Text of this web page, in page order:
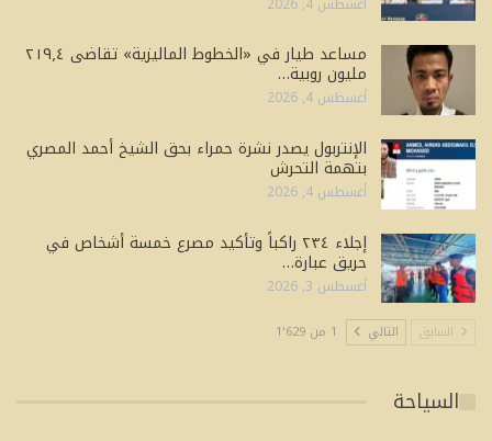
مساعد طيار في «الخطوط الماليزية» تقاضى ٢١٩٫٤
مليون روبية…
أغسطس 4, 2026
الإنتربول يصدر نشرة حمراء بحق الشيخ أحمد المصري
بتهمة التحرش
أغسطس 4, 2026
إجلاء ٢٣٤ راكباً وتأكيد مصرع خمسة أشخاص في
حريق عبارة…
أغسطس 3, 2026
السابق التالي 1 من 1٬629
السياحة